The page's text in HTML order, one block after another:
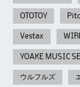
OTOTOY
Vestax
YOAKE MUSIC
ウルフルズ